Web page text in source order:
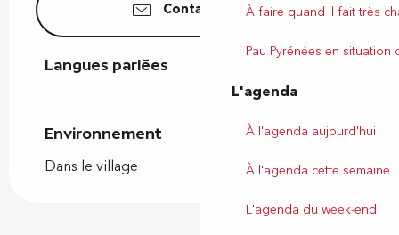
À faire quand il fait très
Pau Pyrénées en situation
L'agenda
À l'agenda aujourd'hui
À l'agenda cette semaine
L'agenda du week-end
Contactez-nous
Langues parlées
Langues parlées
Environnement
Environnement
Dans le village